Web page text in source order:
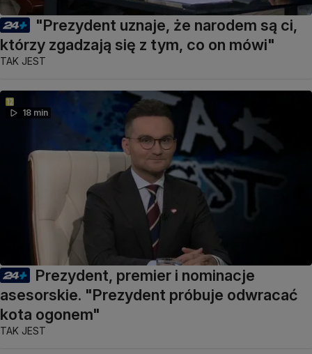
"Prezydent uznaje, że narodem są ci,
którzy zgadzają się z tym, co on mówi"
TAK JEST
18 min
Prezydent, premier i nominacje
asesorskie. "Prezydent próbuje odwracać
kota ogonem"
TAK JEST